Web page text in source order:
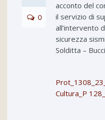
0
acconto del
il servizio di
all’intervento
sicurezza
Solditta –
Cultura_P